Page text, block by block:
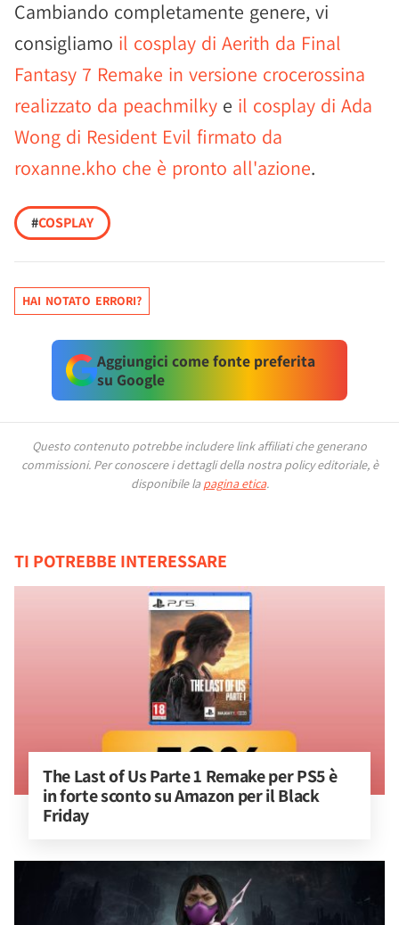
Cambiando completamente genere, vi
consigliamo il cosplay di Aerith da Final
Fantasy 7 Remake in versione crocerossina
realizzato da peachmilky e il cosplay di Ada
Wong di Resident Evil firmato da
roxanne.kho che è pronto all'azione.
#COSPLAY
HAI NOTATO ERRORI?
Aggiungici come fonte preferita
su Google
Questo contenuto potrebbe includere link affiliati che generano
commissioni. Per conoscere i dettagli della nostra policy editoriale, è
disponibile la pagina etica.
TI POTREBBE INTERESSARE
The Last of Us Parte 1 Remake per PS5 è
in forte sconto su Amazon per il Black
Friday